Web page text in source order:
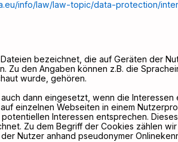
info/law/law-topic/data-protection/
bezeichnet, die auf Geräten der
Zu den Angaben können z.B. die
wurde, gehören.
dann eingesetzt, wenn die
einzelnen Webseiten in einem
Interessen entsprechen.
Zu dem Begriff der Cookies zählen
Nutzer anhand pseudonymer